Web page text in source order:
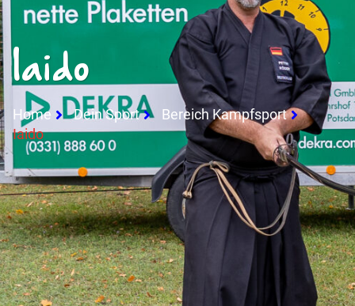
Iaido
Home Dein Sport
Bereich Kampfsport
Iaido